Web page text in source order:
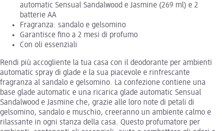
automatic Sensual Sandalwood e Jasmine (269 ml) e 2
batterie AA
Fragranza: sandalo e gelsomino
Garantisce fino a 2 mesi di profumo
Con oli essenziali
Rendi più accogliente la tua casa con il deodorante per ambienti
automatic spray di glade e la sua piacevole e rinfrescante
fragranza al sandalo e gelsomino. La confezione contiene una
base glade automatic e una ricarica glade automatic Sensual
Sandalwood e Jasmine che, grazie alle loro note di petali di
gelsomino, sandalo e muschio, creeranno un ambiente calmo e
rilassante in ogni stanza della casa. Questo profumatore per